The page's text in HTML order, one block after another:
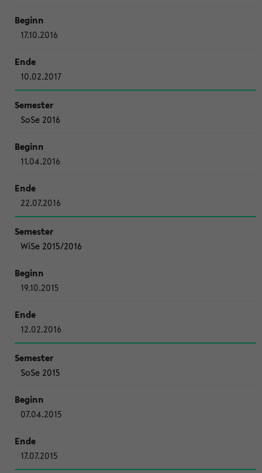
17.10.2016
10.02.2017
SoSe 2016
11.04.2016
22.07.2016
WiSe 2015/2016
19.10.2015
12.02.2016
SoSe 2015
07.04.2015
17.07.2015